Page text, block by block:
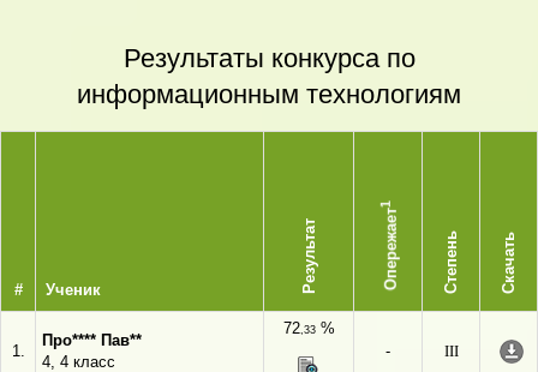
Результаты конкурса по
информационным технологиям
# Ученик Результат Опережает
1
Степень Скачать
1.
Про**** Пав**
4, 4 класс
72,33%
-
III